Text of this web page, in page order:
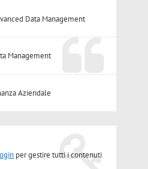
Data Management
Management
Aziendale
per gestire tutti i contenuti